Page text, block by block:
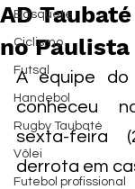
Basquete
Ciclismo
Futsal
Handebol
Rugby Taubaté
Vôlei
Futebol profissional
AD
no Paulista
A equipe do
conheceu
sexta-feira
derrota em